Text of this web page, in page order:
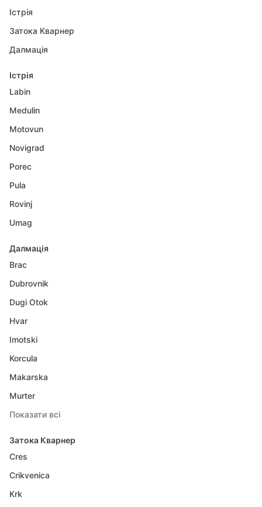
Істрія
Затока Кварнер
Далмація
Істрія
Labin
Medulin
Motovun
Novigrad
Porec
Pula
Rovinj
Umag
Далмація
Brac
Dubrovnik
Dugi Otok
Hvar
Imotski
Korcula
Makarska
Murter
Показати всі
Затока Кварнер
Cres
Crikvenica
Krk